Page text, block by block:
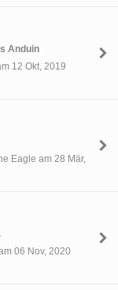
Anduin
12 Okt, 2019
Eagle am 28 Mär,
06 Nov, 2020